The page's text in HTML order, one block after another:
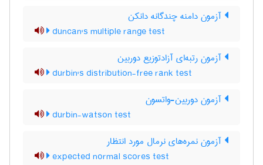
آزمون دامنه چندگانه دانکن
duncan's multiple range test
آزمون رتبه‌ای آزادتوزیع دوربین
durbin's distribution-free rank test
آزمون دوربین-واتسون
durbin-watson test
آزمون نمره‌های نرمال مورد انتظار
expected normal scores test